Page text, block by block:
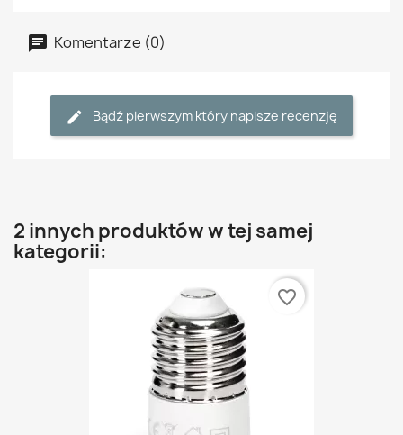
Komentarze (0)
Bądź pierwszym który napisze recenzję
2 innych produktów w tej samej
kategorii:
favorite_border